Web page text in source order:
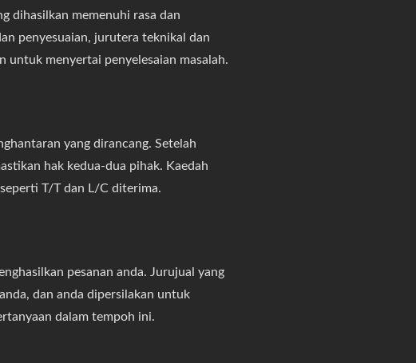
dihasilkan memenuhi rasa dan
penyesuaian, jurutera teknikal dan
untuk menyertai penyelesaian masalah.
yang dirancang. Setelah
hak kedua-dua pihak. Kaedah
T/T dan L/C diterima.
pesanan anda. Jurujual yang
dan anda dipersilakan untuk
dalam tempoh ini.